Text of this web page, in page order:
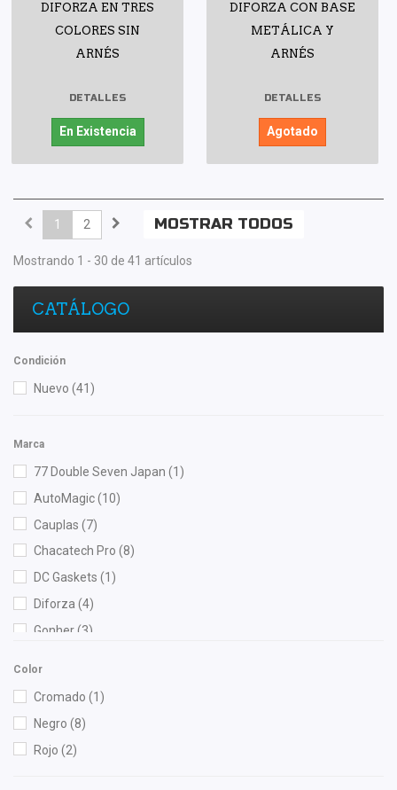
DIFORZA EN TRES
COLORES SIN
ARNÉS
DETALLES
En Existencia
DIFORZA CON BASE
METÁLICA Y
ARNÉS
DETALLES
Agotado
MOSTRAR TODOS
1 2
Mostrando 1 - 30 de 41 artículos
CATÁLOGO
Condición
Nuevo (41)
Marca
77 Double Seven Japan (1)
AutoMagic(10)
Cauplas (7)
Chacatech Pro (8)
DC Gaskets (1)
Diforza (4)
Gonher(3)
Color
Cromado (1)
Negro (8)
Rojo (2)